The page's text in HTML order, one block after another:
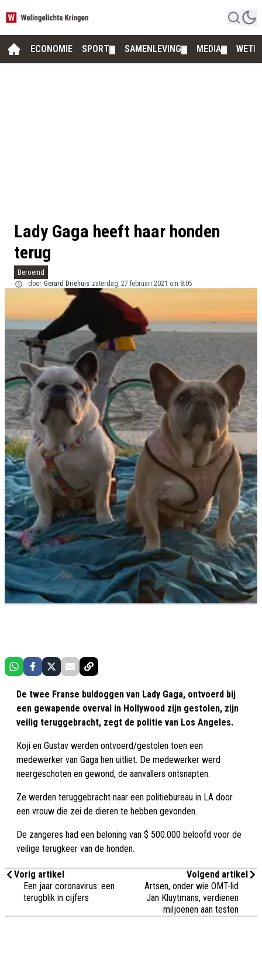
ECONOMIE SPORT SAMENLEVING MEDIA
Lady Gaga heeft haar honden
terug
Beroemd
door Gerard Driehuis zaterdag, 27 februari 2021 om 8:05
De twee Franse buldoggen van Lady Gaga, ontvoerd bij
een gewapende overval in Hollywood zijn gestolen, zijn
veilig teruggebracht, zegt de politie van Los Angeles.
Koji en Gustav werden ontvoerd/gestolen toen een
medewerker van Gaga hen uitliet. De medewerker werd
neergeschoten en gewond, de aanvallers ontsnapten.
Ze werden teruggebracht naar een politiebureau in LA door
een vrouw die zei de dieren te hebben gevonden.
De zangeres had een beloning van $ 500.000 beloofd voor de
veilige terugkeer van de honden.
Vorig artikel
Een jaar coronavirus: een
terugblik in cijfers
Volgend artikel
Artsen, onder wie OMT-lid
Jan Kluytmans, verdienen
miljoenen aan testen